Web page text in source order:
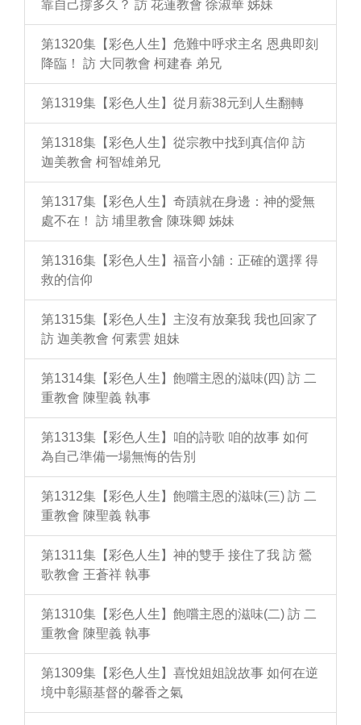
靠自己撐多久？ 訪 花蓮教會 徐淑華 姊妹
第1320集【彩色人生】危難中呼求主名 恩典即刻
降臨！ 訪 大同教會 柯建春 弟兄
第1319集【彩色人生】從月薪38元到人生翻轉
第1318集【彩色人生】從宗教中找到真信仰 訪
迦美教會 柯智雄弟兄
第1317集【彩色人生】奇蹟就在身邊：神的愛無
處不在！ 訪 埔里教會 陳珠卿 姊妹
第1316集【彩色人生】福音小舖：正確的選擇 得
救的信仰
第1315集【彩色人生】主沒有放棄我 我也回家了
訪 迦美教會 何素雲 姐妹
第1314集【彩色人生】飽嚐主恩的滋味(四) 訪 二
重教會 陳聖義 執事
第1313集【彩色人生】咱的詩歌 咱的故事 如何
為自己準備一場無悔的告別
第1312集【彩色人生】飽嚐主恩的滋味(三) 訪 二
重教會 陳聖義 執事
第1311集【彩色人生】神的雙手 接住了我 訪 鶯
歌教會 王蒼祥 執事
第1310集【彩色人生】飽嚐主恩的滋味(二) 訪 二
重教會 陳聖義 執事
第1309集【彩色人生】喜悅姐姐說故事 如何在逆
境中彰顯基督的馨香之氣